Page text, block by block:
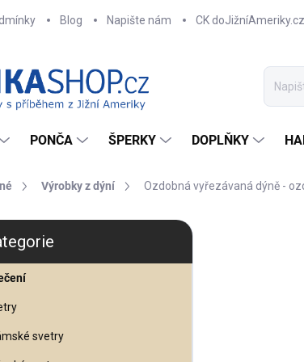
Blog Napište nám CK doJižníAmeriky.cz
PONČA ŠPERKY DOPLŇKY
Výrobky z dýní Ozdobná vyřezávaná dýně -
svetry